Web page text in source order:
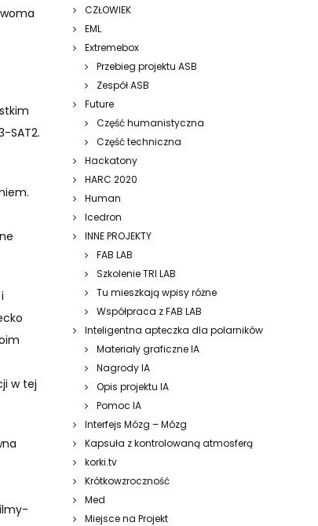
SAT2.
w tej
CZŁOWIEK
EML
Extremebox
Przebieg projektu ASB
Zespół ASB
Future
Część humanistyczna
Część techniczna
Hackatony
HARC 2020
Human
Icedron
INNE PROJEKTY
FAB LAB
Szkolenie TRI LAB
Tu mieszkają wpisy różne
Współpraca z FAB LAB
Inteligentna apteczka dla polarników
Materiały graficzne IA
Nagrody IA
Opis projektu IA
Pomoc IA
Interfejs Mózg – Mózg
Kapsuła z kontrolowaną atmosferą
korki.tv
Krótkowzroczność
Med
Miejsce na Projekt